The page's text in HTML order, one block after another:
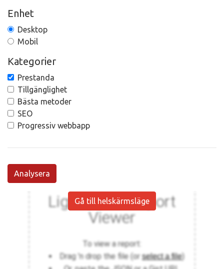
Enhet
Desktop
Mobil
Kategorier
Prestanda
Tillgänglighet
Bästa metoder
SEO
Progressiv webbapp
Analysera
Gå till helskärmsläge